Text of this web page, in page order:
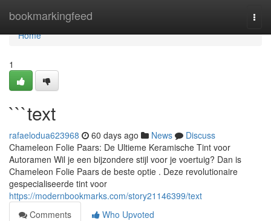
bookmarkingfeed
Home
Home
1
```text
rafaelodua623968 60 days ago News
Discuss
Chameleon Folie Paars: De Ultieme Keramische Tint voor
Autoramen Wil je een bijzondere stijl voor je voertuig? Dan is
Chameleon Folie Paars de beste optie . Deze revolutionaire
gespecialiseerde tint voor
https://modernbookmarks.com/story21146399/text
Comments
Who Upvoted